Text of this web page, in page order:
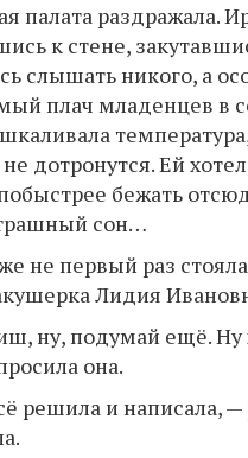
палата раздражала.
к стене,
слышать никого, а
плач младенцев в
дотронутся. Ей
бежать
сон…
не первый раз
Лидия
ну, подумай ещё. Ну
она.
решила и написала, —